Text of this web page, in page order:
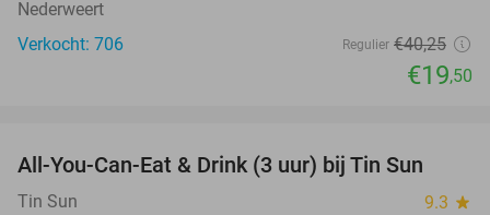
Nederweert
Verkocht: 706
Regulier €40,25
€19,50
All-You-Can-Eat & Drink (3 uur) bij Tin Sun
Tin Sun 9.3 star